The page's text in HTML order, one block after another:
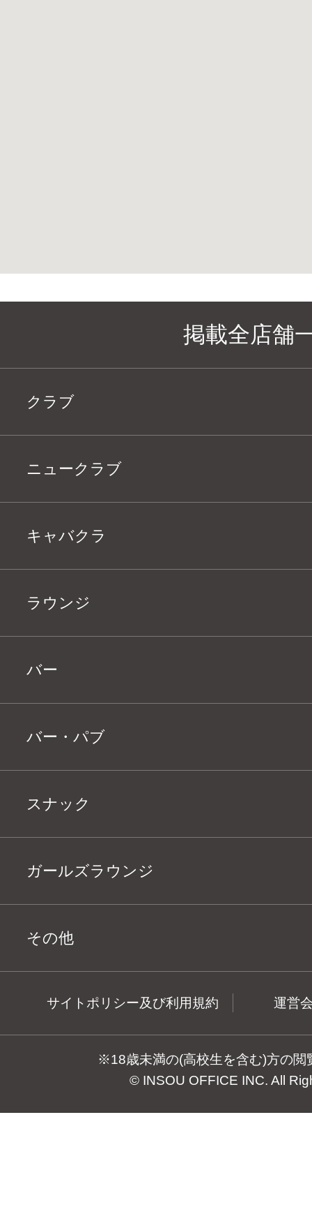
掲載全店舗
クラブ
ニュークラブ
キャバクラ
ラウンジ
バー
バー・パブ
スナック
ガールズラウンジ
その他
サイトポリシー及び利用規約 運営
※18歳未満の(高校生を含む)方の閲
© INSOU OFFICE INC. All